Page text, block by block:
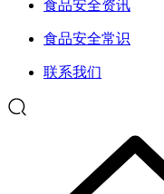
食品安全资讯
食品安全常识
联系我们